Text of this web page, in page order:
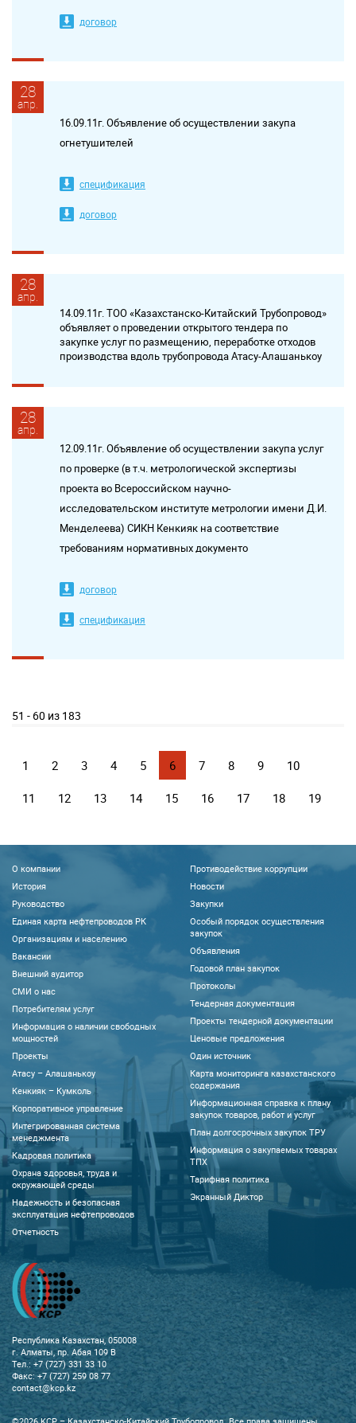
договор
28
апр.
16.09.11г. Объявление об осуществлении закупа
огнетушителей
спецификация
договор
28
апр.
14.09.11г. ТОО «Казахстанско-Китайский Трубопровод»
объявляет о проведении открытого тендера по
закупке услуг по размещению, переработке отходов
производства вдоль трубопровода Атасу-Алашанькоу
28
апр.
12.09.11г. Объявление об осуществлении закупа услуг
по проверке (в т.ч. метрологической экспертизы
проекта во Всероссийском научно-
исследовательском институте метрологии имени Д.И.
Менделеева) СИКН Кенкияк на соответствие
требованиям нормативных документо
договор
спецификация
51 - 60 из 183
1 2 3 4 5 6 7 8 9 10
11 12 13 14 15 16 17 18 19
О компании
История
Руководство
Единая карта нефтепроводов РК
Организациям и населению
Вакансии
Внешний аудитор
CМИ о нас
Потребителям услуг
Информация о наличии свободных
мощностей
Проекты
Атасу – Алашанькоу
Кенкияк – Кумколь
Корпоративное управление
Интегрированная система
менеджмента
Кадровая политика
Охрана здоровья, труда и
окружающей среды
Надежность и безопасная
эксплуатация нефтепроводов
Отчетность
Противодействие коррупции
Новости
Закупки
Особый порядок осуществления
закупок
Объявления
Годовой план закупок
Протоколы
Тендерная документация
Проекты тендерной документации
Ценовые предложения
Один источник
Карта мониторинга казахстанского
содержания
Информационная справка к плану
закупок товаров, работ и услуг
План долгосрочных закупок ТРУ
Информация о закупаемых товарах
ТПХ
Тарифная политика
Экранный Диктор
Республика Казахстан, 050008
г. Алматы, пр. Абая 109 В
Тел.: +7 (727) 331 33 10
Факс: +7 (727) 259 08 77
contact@kcp.kz